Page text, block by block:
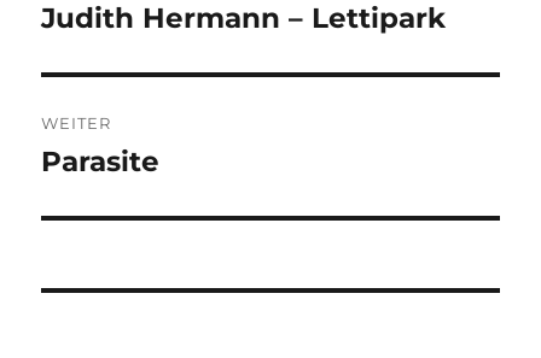
Vorheriger
Judith Hermann – Lettipark
WEITER
Nächster
Parasite